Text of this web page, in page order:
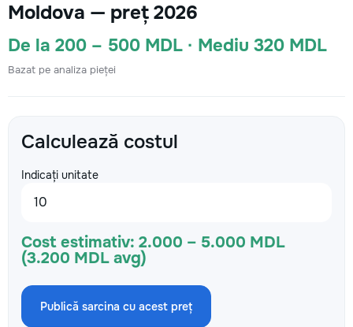
Moldova — preț 2026
De la 200 – 500 MDL · Mediu 320 MDL
Bazat pe analiza pieței
Calculează costul
Indicați unitate
Cost estimativ: 2.000 – 5.000 MDL
(3.200 MDL avg)
Publică sarcina cu acest preț